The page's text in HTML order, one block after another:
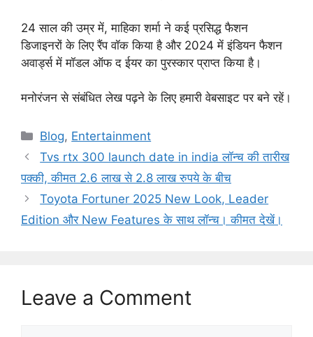
24 साल की उम्र में, माहिका शर्मा ने कई प्रसिद्ध फैशन
डिजाइनरों के लिए रैंप वॉक किया है और 2024 में इंडियन फैशन
अवार्ड्स में मॉडल ऑफ द ईयर का पुरस्कार प्राप्त किया है।
मनोरंजन से संबंधित लेख पढ़ने के लिए हमारी वेबसाइट पर बने रहें।
Categories
Blog, Entertainment
Tvs rtx 300 launch date in india लॉन्च की तारीख
पक्की, कीमत 2.6 लाख से 2.8 लाख रुपये के बीच
Toyota Fortuner 2025 New Look, Leader
Edition और New Features के साथ लॉन्च। कीमत देखें।
Leave a Comment